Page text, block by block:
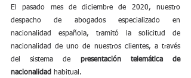
El pasado mes de diciembre de 2020, nuestro
despacho de abogados especializado en
nacionalidad española, tramitó la solicitud de
nacionalidad de uno de nuestros clientes, a través
del sistema de presentación telemática de
nacionalidad habitual.